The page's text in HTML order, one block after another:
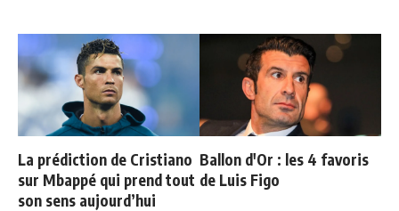
La prédiction de Cristiano
sur Mbappé qui prend tout
son sens aujourd’hui
Ballon d'Or : les 4 favoris
de Luis Figo